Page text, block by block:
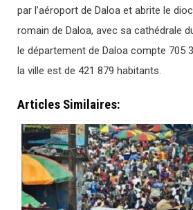
par l’aéroport de Daloa et abrite le
romain de Daloa, avec sa cathédrale
le département de Daloa compte 705
la ville est de 421 879 habitants.
Articles Similaires: